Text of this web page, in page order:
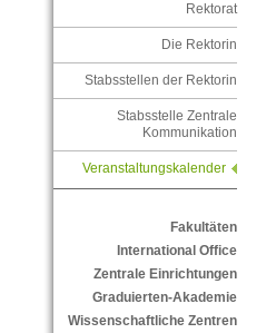
Rektorat
Die Rektorin
Stabsstellen der Rektorin
Stabsstelle Zentrale
Kommunikation
Veranstaltungskalender
Fakultäten
International Office
Zentrale Einrichtungen
Graduierten-Akademie
Wissenschaftliche Zentren